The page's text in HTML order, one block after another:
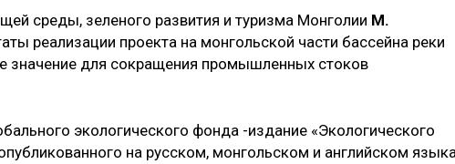
среды, зеленого развития и туризма Монголии М.
реализации проекта на монгольской части бассейна реки
значение для сокращения промышленных стоков
экологического фонда -издание «Экологического
на русском, монгольском и английском